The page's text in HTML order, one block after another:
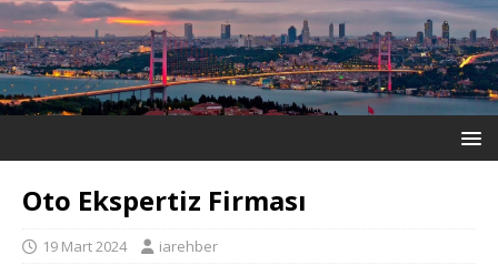
Oto Ekspertiz Firması
19 Mart 2024 iarehber